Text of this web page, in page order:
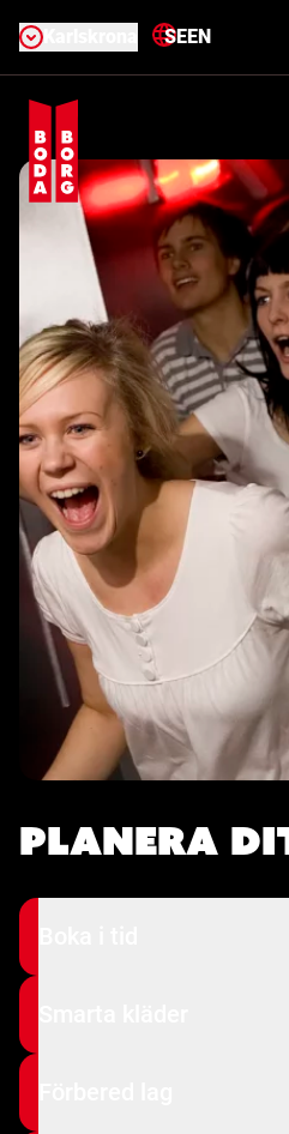
SEEN
Planera